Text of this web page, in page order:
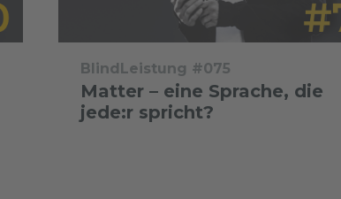
BlindLeistung #075
Matter – eine Sprache, die
jede:r spricht?